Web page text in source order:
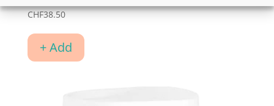
CHF38.50
+ Add